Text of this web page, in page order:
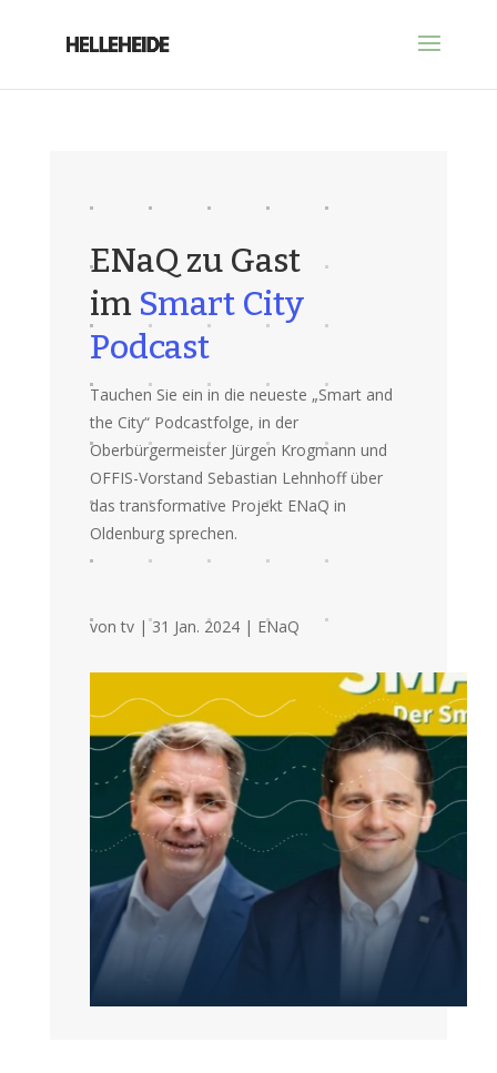
ENaQ zu Gast
im Smart City
Podcast
Tauchen Sie ein in die neueste „Smart and
the City“ Podcastfolge, in der
Oberbürgermeister Jürgen Krogmann und
OFFIS-Vorstand Sebastian Lehnhoff über
das transformative Projekt ENaQ in
Oldenburg sprechen.
von tv|31 Jan. 2024| ENaQ